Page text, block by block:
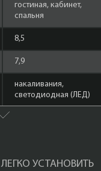
гостиная, кабинет,
спальня
8,5
7,9
накаливания,
cветодиодная (ЛЕД)
ЛЕГКО УСТАНОВИТЬ